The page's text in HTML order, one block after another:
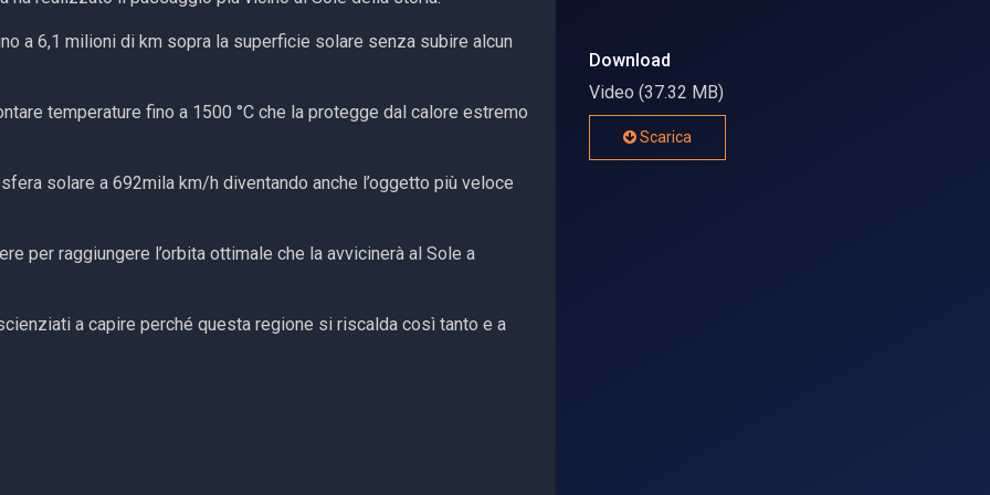
a 6,1 milioni di km sopra la superficie solare senza subire alcun
temperature fino a 1500 °C che la protegge dal calore estremo
solare a 692mila km/h diventando anche l’oggetto più veloce
per raggiungere l’orbita ottimale che la avvicinerà al Sole a
a capire perché questa regione si riscalda così tanto e a
Download
Video (37.32 MB)
Scarica